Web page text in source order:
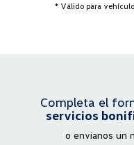
* Válido para
Completa el
servicios
o envianos un